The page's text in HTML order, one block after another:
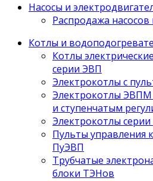
Насосы и
Распродажа насосов
Котлы и
Котлы
серии ЭВП
Электрокотлы с
Электрокотлы ЭВПМ
и ступенчатым
Электрокотлы
Пyльты yпрaвления
ПyЭВП
Трубчатые
блоки ТЭНов